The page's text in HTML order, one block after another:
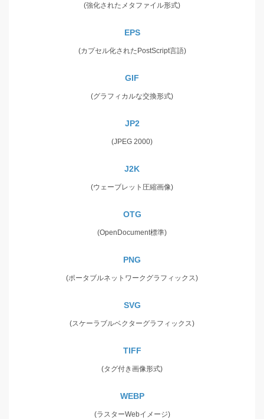
(強化されたメタファイル形式)
EPS
(カプセル化されたPostScript言語)
GIF
(グラフィカルな交換形式)
JP2
(JPEG 2000)
J2K
(ウェーブレット圧縮画像)
OTG
(OpenDocument標準)
PNG
(ポータブルネットワークグラフィックス)
SVG
(スケーラブルベクターグラフィックス)
TIFF
(タグ付き画像形式)
WEBP
(ラスターWebイメージ)